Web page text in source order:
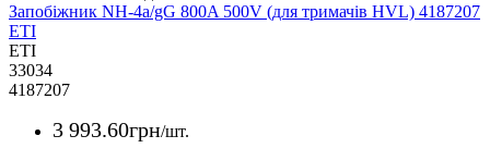
Запобіжник NH-4a/gG 800A 500V (для тримачів HVL) 4187207
ETI
ETI
33034
4187207
3 993.60грн/шт.